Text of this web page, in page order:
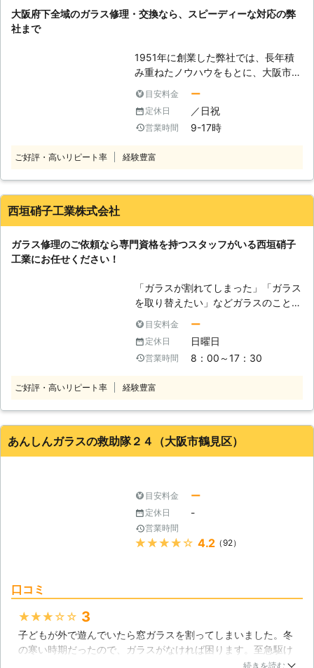
ら最短20分で駆け付けます！】 弊社
は関西圏(2府4県)のご依頼なら最短
社はお客様により良いサービスをご利
用いただくため、地域密着型で対応し
ております。 走り慣れた地域ですの
で、抜け道や交通網もばっちり把握し
ています。 そのため、関西圏のお客
様のご依頼には最短20分で駆け付け
ガラスが割れてお困りでしたら是非と
社が最短20分で駆け付けて、お客様
に合ったガラスをすぐに用意して交換
についても分かりやすい説明を心がけ
大阪府下全域のガラス修理・交換なら、スピーディーな対応の弊
社まで
1951年に創業した弊社では、長年積
み重ねたノウハウをもとに、大阪市内
換にスピーディーに対応しています。
最近では割れにくい強化ガラスが多く
の窓に採用されていますが、それでも
せん。また断熱性・遮音性に優れた二
ラスのサイズや種類をお伝えいただ
目安料金 ー
定休日 ／日祝
営業時間 9-17時
ご好評・高いリピート率 経験豊富
西垣硝子工業株式会社
ガラス修理のご依頼なら専門資格を持つスタッフがいる西垣硝子
工業にお任せください！
「ガラスが割れてしまった」「ガラス
を取り替えたい」などガラスのことな
さい。 私どもは大阪府を中心にお客
様からのガラス修理・交換のご依頼に
専門資格を持っている経験豊富なスタ
からのご相談・ご要望をしっかりとお
ガラスのことならお任せください。
ちょっとしたご相談にも経験豊富なス
軽にご相談ください。
目安料金 ー
定休日 日曜日
営業時間 8：00～17：30
ご好評・高いリピート率 経験豊富
あんしんガラスの救助隊２４（大阪市鶴見区）
目安料金 ー
定休日 -
営業時間
★★★★★ 4.2 （92）
口コミ
★★★★★ 3
子どもが外で遊んでいたら窓ガラスを割ってしまいました。冬
の寒い時期だったので、ガラスがなければ困ります。至急駆け
付けてくれる業者さんを探し、あんしんガラスの救助隊24さん
続きを読む